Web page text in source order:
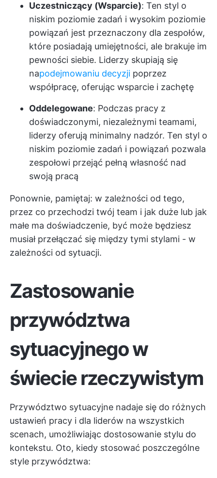
Uczestniczący (Wsparcie): Ten styl o
niskim poziomie zadań i wysokim poziomie
powiązań jest przeznaczony dla zespołów,
które posiadają umiejętności, ale brakuje im
pewności siebie. Liderzy skupiają się
napodejmowaniu decyzji poprzez
współpracę, oferując wsparcie i zachętę
Oddelegowane: Podczas pracy z
doświadczonymi, niezależnymi teamami,
liderzy oferują minimalny nadzór. Ten styl o
niskim poziomie zadań i powiązań pozwala
zespołowi przejąć pełną własność nad
swoją pracą
Ponownie, pamiętaj: w zależności od tego,
przez co przechodzi twój team i jak duże lub jak
małe ma doświadczenie, być może będziesz
musiał przełączać się między tymi stylami - w
zależności od sytuacji.
Zastosowanie
przywództwa
sytuacyjnego w
świecie rzeczywistym
Przywództwo sytuacyjne nadaje się do różnych
ustawień pracy i dla liderów na wszystkich
scenach, umożliwiając dostosowanie stylu do
kontekstu. Oto, kiedy stosować poszczególne
style przywództwa: